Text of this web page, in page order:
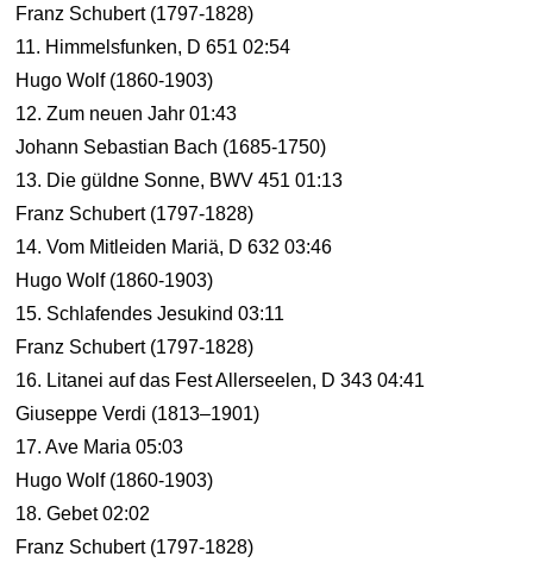
Franz Schubert (1797-1828)
11. Himmelsfunken, D 651 02:54
Hugo Wolf (1860-1903)
12. Zum neuen Jahr 01:43
Johann Sebastian Bach (1685-1750)
13. Die güldne Sonne, BWV 451 01:13
Franz Schubert (1797-1828)
14. Vom Mitleiden Mariä, D 632 03:46
Hugo Wolf (1860-1903)
15. Schlafendes Jesukind 03:11
Franz Schubert (1797-1828)
16. Litanei auf das Fest Allerseelen, D 343 04:41
Giuseppe Verdi (1813–1901)
17. Ave Maria 05:03
Hugo Wolf (1860-1903)
18. Gebet 02:02
Franz Schubert (1797-1828)